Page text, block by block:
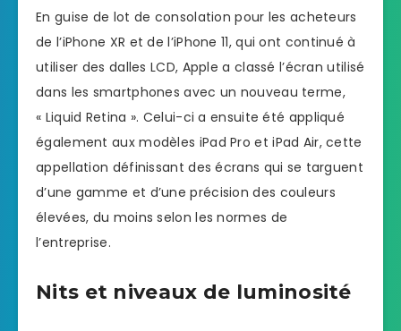
En guise de lot de consolation pour les acheteurs
de l’iPhone XR et de l’iPhone 11, qui ont continué à
utiliser des dalles LCD, Apple a classé l’écran utilisé
dans les smartphones avec un nouveau terme,
« Liquid Retina ». Celui-ci a ensuite été appliqué
également aux modèles iPad Pro et iPad Air, cette
appellation définissant des écrans qui se targuent
d’une gamme et d’une précision des couleurs
élevées, du moins selon les normes de
l’entreprise.
Nits et niveaux de luminosité